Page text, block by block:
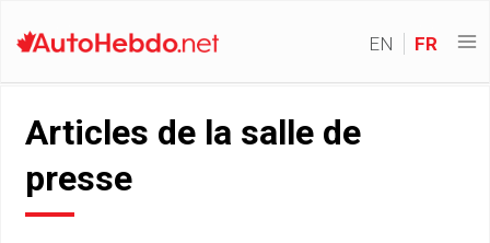
EN FR
Articles de la salle de
presse